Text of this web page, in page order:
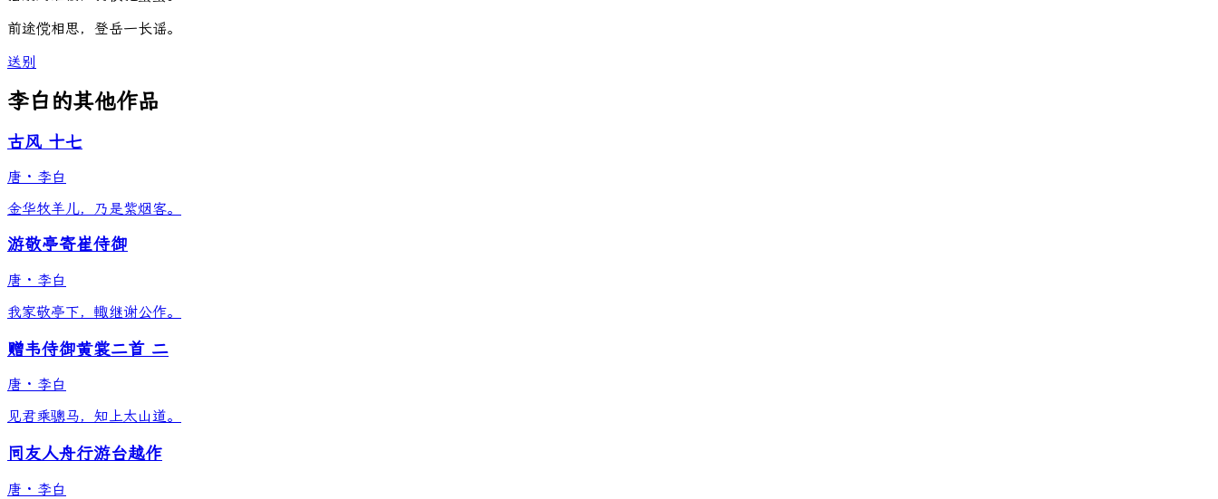
前途傥相思， 登岳一长谣。
送别
李白的其他作品
古风 十七
唐 · 李白
金华牧羊儿，乃是紫烟客。
游敬亭寄崔侍御
唐 · 李白
我家敬亭下，輙继谢公作。
赠韦侍御黄裳二首 二
唐 · 李白
见君乘骢马，知上太山道。
同友人舟行游台越作
唐 · 李白